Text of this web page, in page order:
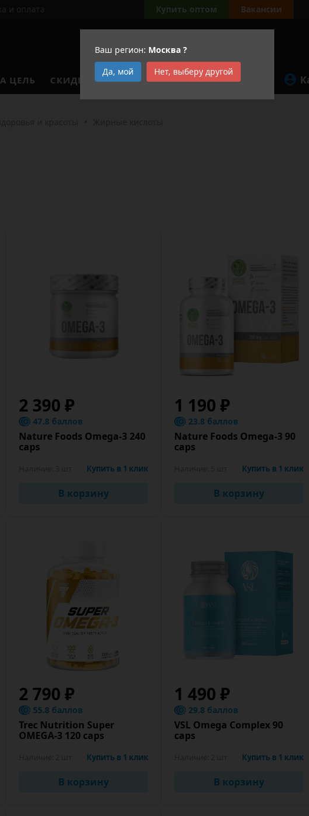
Ваш регион: Москва ?
Да, мой
Нет, выберу другой
и оплата Купить оптом Вакансии
ЦЕЛЬ СКИДКИ АКЦИИ
2 390 ₽
47.8 баллов
Nature Foods Omega-3 240
caps
Купить в 1 клик
В корзину
1 190 ₽
23.8 баллов
Nature Foods Omega-3 90
caps
Купить в 1 клик
В корзину
2 790 ₽
55.8 баллов
Trec Nutrition Super
OMEGA-3 120 caps
Купить в 1 клик
В корзину
1 490 ₽
29.8 баллов
VSL Omega Complex 90
caps
Купить в 1 клик
В корзину